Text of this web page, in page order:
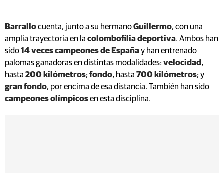
Barrallocuenta, junto a su hermanoGuillermo, con una
amplia trayectoria en la colombofilia deportiva. Ambos han
sido14 veces campeones de Españay han entrenado
palomas ganadoras en distintas modalidades: velocidad ,
hasta 200 kilómetros; fondo, hasta 700 kilómetros; y
gran fondo, por encima de esa distancia. También han sido
campeones olímpicosen esta disciplina.